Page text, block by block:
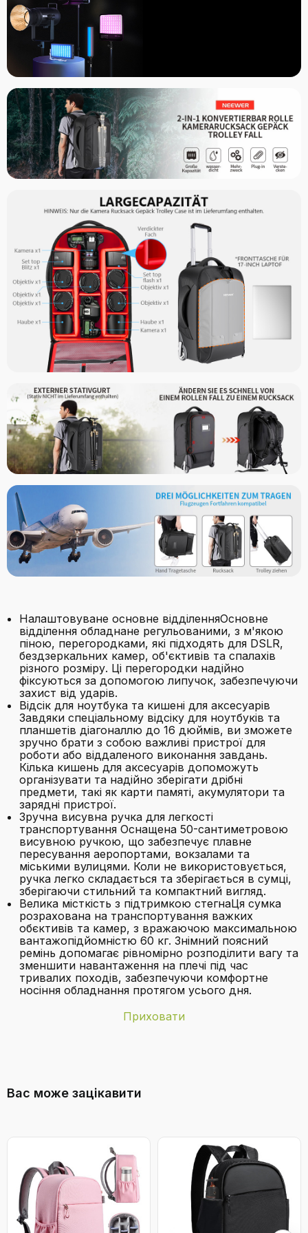
Налаштовуване основне відділенняОсновне
відділення обладнане регульованими, з м'якою
піною, перегородками, які підходять для DSLR,
бездзеркальних камер, об'єктивів та спалахів
різного розміру. Ці перегородки надійно
фіксуються за допомогою липучок, забезпечуючи
захист від ударів.
Відсік для ноутбука та кишені для аксесуарів
Завдяки спеціальному відсіку для ноутбуків та
планшетів діагоналлю до 16 дюймів, ви зможете
зручно брати з собою важливі пристрої для
роботи або віддаленого виконання завдань.
Кілька кишень для аксесуарів допоможуть
організувати та надійно зберігати дрібні
предмети, такі як карти памяті, акумулятори та
зарядні пристрої.
Зручна висувна ручка для легкості
транспортування Оснащена 50-сантиметровою
висувною ручкою, що забезпечує плавне
пересування аеропортами, вокзалами та
міськими вулицями. Коли не використовується,
ручка легко складається та зберігається в сумці,
зберігаючи стильний та компактний вигляд.
Велика місткість з підтримкою стегнаЦя сумка
розрахована на транспортування важких
обєктивів та камер, з вражаючою максимальною
вантажопідйомністю 60 кг. Знімний поясний
ремінь допомагає рівномірно розподілити вагу та
зменшити навантаження на плечі під час
тривалих походів, забезпечуючи комфортне
носіння обладнання протягом усього дня.
Приховати
Водонепроникність Водонепроникний
забезпечення до
Колір Чорний/Червоний
Розмір L
Рюкзак для камери NEEWER 2-в-1 з
роликами, водонепроникний, для
фотообладнання, ноутбука, чорний
(NW3300-R)
Вас може зацікавити